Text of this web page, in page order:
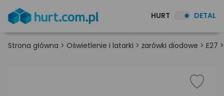
HURT DETAL
Strona główna > Oświetlenie i latarki > żarówki diodowe > E27